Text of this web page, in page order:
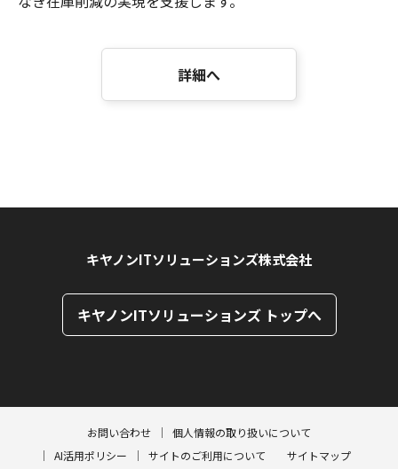
詳細へ
キヤノンITソリューションズ株式会社
キヤノンITソリューションズ トップへ
お問い合わせ
個人情報の取り扱いについて
AI活用ポリシー
サイトのご利用について サイトマップ